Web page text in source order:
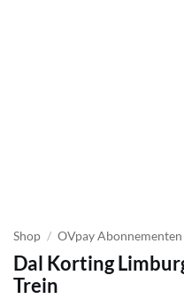
Shop / OVpay Abonnementen
Dal Korting
Trein